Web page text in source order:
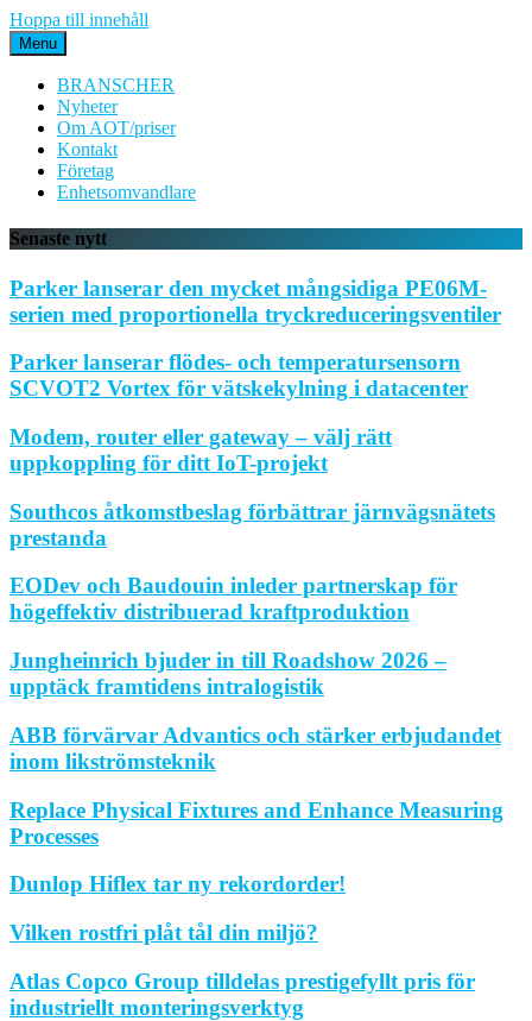
Hoppa till innehåll
Menu
BRANSCHER
Nyheter
Om AOT/priser
Kontakt
Företag
Enhetsomvandlare
Senaste nytt
Parker lanserar den mycket mångsidiga PE06M-
serien med proportionella tryckreduceringsventiler
Parker lanserar flödes- och temperatursensorn
SCVOT2 Vortex för vätskekylning i datacenter
Modem, router eller gateway – välj rätt
uppkoppling för ditt IoT-projekt
Southcos åtkomstbeslag förbättrar järnvägsnätets
prestanda
EODev och Baudouin inleder partnerskap för
högeffektiv distribuerad kraftproduktion
Jungheinrich bjuder in till Roadshow 2026 –
upptäck framtidens intralogistik
ABB förvärvar Advantics och stärker erbjudandet
inom likströmsteknik
Replace Physical Fixtures and Enhance Measuring
Processes
Dunlop Hiflex tar ny rekordorder!
Vilken rostfri plåt tål din miljö?
Atlas Copco Group tilldelas prestigefyllt pris för
industriellt monteringsverktyg